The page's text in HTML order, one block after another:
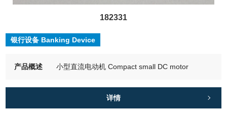
182331
银行设备 Banking Device
产品概述 小型直流电动机 Compact small DC motor
详情